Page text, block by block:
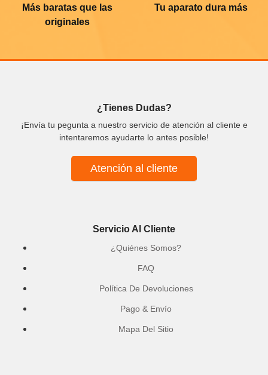
Más baratas que las
originales
Tu aparato dura más
¿Tienes Dudas?
¡Envía tu pegunta a nuestro servicio de atención al cliente e
intentaremos ayudarte lo antes posible!
Atención al cliente
Servicio Al Cliente
¿Quiénes Somos?
FAQ
Política De Devoluciones
Pago & Envío
Mapa Del Sitio